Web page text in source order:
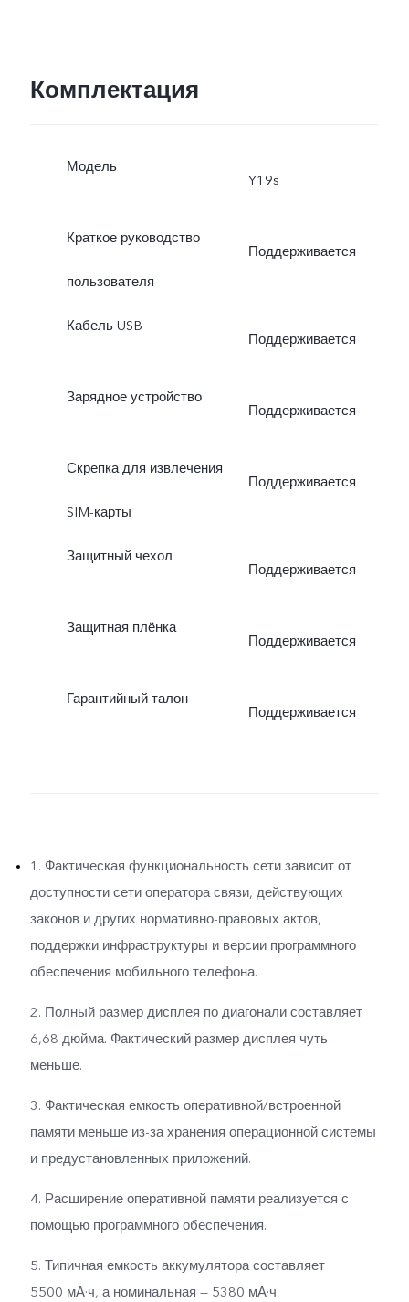
Комплектация
Модель
Y19s
Краткое руководство
пользователя
Поддерживается
Кабель USB
Поддерживается
Зарядное устройство
Поддерживается
Скрепка для извлечения
SIM-карты
Поддерживается
Защитный чехол
Поддерживается
Защитная плёнка
Поддерживается
Гарантийный талон
Поддерживается
1. Фактическая функциональность сети зависит от
доступности сети оператора связи, действующих
законов и других нормативно-правовых актов,
поддержки инфраструктуры и версии программного
обеспечения мобильного телефона.
2. Полный размер дисплея по диагонали составляет
6,68 дюйма. Фактический размер дисплея чуть
меньше.
3. Фактическая емкость оперативной/встроенной
памяти меньше из-за хранения операционной системы
и предустановленных приложений.
4. Расширение оперативной памяти реализуется с
помощью программного обеспечения.
5. Типичная емкость аккумулятора составляет
5500 мА·ч, а номинальная — 5380 мА·ч.